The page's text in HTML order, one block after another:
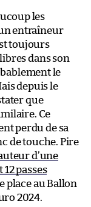
les
entraîneur
toujours
dans son
le
depuis le
que
Ce
perdu de sa
de touche. Pire
d’une
passes
place au Ballon
2024.